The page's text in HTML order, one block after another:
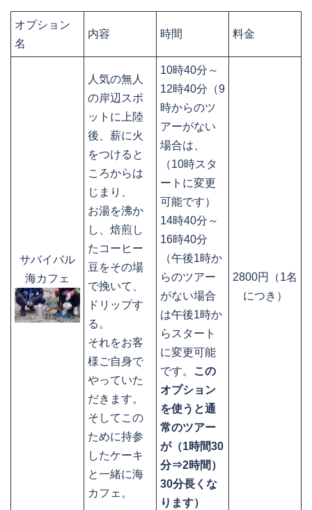
オプション
名
内容 時間 料金
サバイバル
海カフェ
人気の無人
の岸辺スポ
ットに上陸
後、薪に火
をつけると
ころからは
じまり、
お湯を沸か
し、焙煎し
たコーヒー
豆をその場
で挽いて、
ドリップす
る。
それをお客
様ご自身で
やっていた
だきます。
そしてこの
ために持参
したケーキ
と一緒に海
カフェ。
10時40分～
12時40分（9
時からのツ
アーがない
場合は、
（10時スタ
ートに変更
可能です）
14時40分～
16時40分
（午後1時か
らのツアー
がない場合
は午後1時か
らスタート
に変更可能
です。
この
オプション
を使うと通
常のツアー
が（1時間30
分⇒2時間）
30分長くな
ります）
2800円（1名
につき）